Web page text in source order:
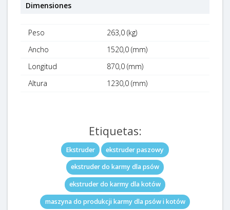
Dimensiones
Peso
263,0 (kg)
Ancho
1520,0 (mm)
Longitud
870,0 (mm)
Altura
1230,0 (mm)
Etiquetas:
Ekstruder
ekstruder paszowy
ekstruder do karmy dla psów
ekstruder do karmy dla kotów
maszyna do produkcji karmy dla psów i kotów